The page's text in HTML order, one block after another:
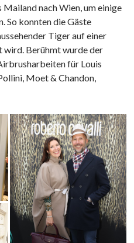
Mailand nach Wien, um einige
So konnten die Gäste
Tiger auf einer
wird. Berühmt wurde der
für Louis
Moet & Chandon,